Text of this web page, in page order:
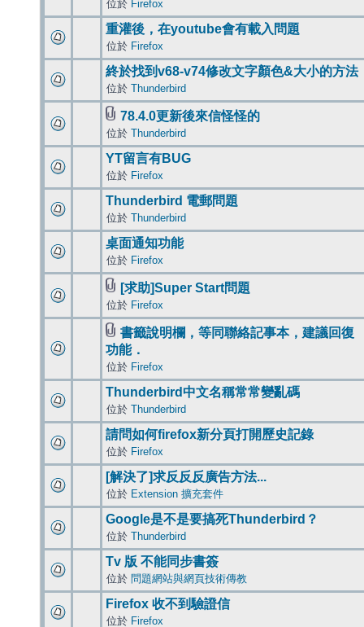
位於 Firefox
重灌後，在youtube會有載入問題
位於 Firefox
終於找到v68-v74修改文字顏色&大小的方法
位於 Thunderbird
78.4.0更新後來信怪怪的
位於 Thunderbird
YT留言有BUG
位於 Firefox
Thunderbird 電郵問題
位於 Thunderbird
桌面通知功能
位於 Firefox
[求助]Super Start問題
位於 Firefox
書籤說明欄，等同聯絡記事本，建議回復
功能．
位於 Firefox
Thunderbird中文名稱常常變亂碼
位於 Thunderbird
請問如何firefox新分頁打開歷史記錄
位於 Firefox
[解決了]求反反反廣告方法...
位於 Extension 擴充套件
Google是不是要搞死Thunderbird？
位於 Thunderbird
Tv 版 不能同步書簽
位於 問題網站與網頁技術傳教
Firefox 收不到驗證信
位於 Firefox